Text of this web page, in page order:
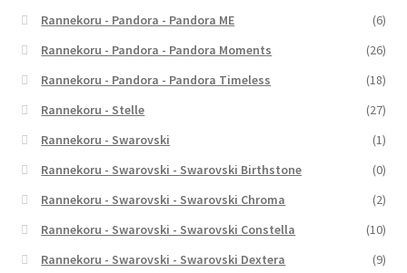
Rannekoru - Pandora - Pandora ME
(6)
Rannekoru - Pandora - Pandora Moments
(26)
Rannekoru - Pandora - Pandora Timeless
(18)
Rannekoru - Stelle
(27)
Rannekoru - Swarovski
(1)
Rannekoru - Swarovski - Swarovski Birthstone
(0)
Rannekoru - Swarovski - Swarovski Chroma
(2)
Rannekoru - Swarovski - Swarovski Constella
(10)
Rannekoru - Swarovski - Swarovski Dextera
(9)